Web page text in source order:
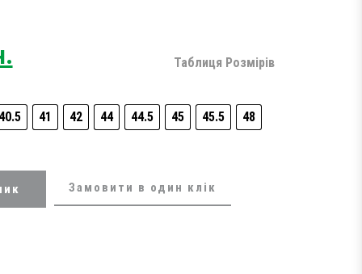
price
is:
8,999 грн..
Таблиця Розмірів
40.5 41 42 44 44.5 45 45.5 48
Замовити в один клік